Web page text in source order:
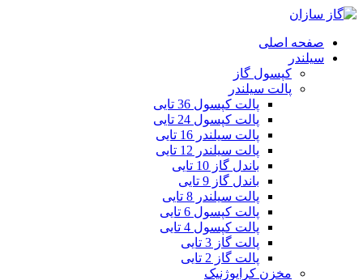
صفحه اصلی
سیلندر
کپسول گاز
پالت سیلندر
پالت کپسول 36 تایی
پالت کپسول 24 تایی
پالت سیلندر 16 تایی
پالت سیلندر 12 تایی
باندل گاز 10 تایی
باندل گاز 9 تایی
پالت سیلندر 8 تایی
پالت کپسول 6 تایی
پالت کپسول 4 تایی
پالت گاز 3 تایی
پالت گاز 2 تایی
مخزن کرایوژنیک